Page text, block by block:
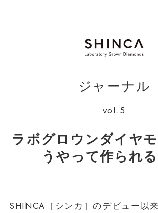
ジャーナル
vol.5
ラボグロウンダイヤ
うやって作られ
SHINCA［シンカ］のデビュー以